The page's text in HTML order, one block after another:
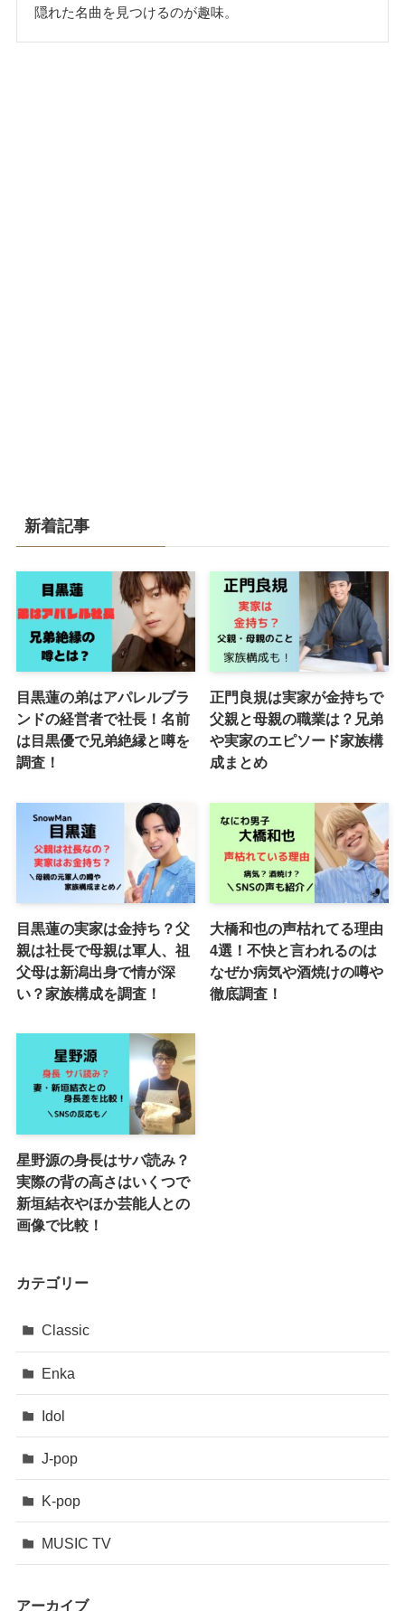
隠れた名曲を見つけるのが趣味。
新着記事
目黒蓮の弟はアパレルブラ
ンドの経営者で社長！名前
は目黒優で兄弟絶縁と噂を
調査！
正門良規は実家が金持ちで
父親と母親の職業は？兄弟
や実家のエピソード家族構
成まとめ
目黒蓮の実家は金持ち？父
親は社長で母親は軍人、祖
父母は新潟出身で情が深
い？家族構成を調査！
大橋和也の声枯れてる理由
4選！不快と言われるのは
なぜか病気や酒焼けの噂や
徹底調査！
星野源の身長はサバ読み？
実際の背の高さはいくつで
新垣結衣やほか芸能人との
画像で比較！
カテゴリー
Classic
Enka
Idol
J-pop
K-pop
MUSIC TV
アーカイブ